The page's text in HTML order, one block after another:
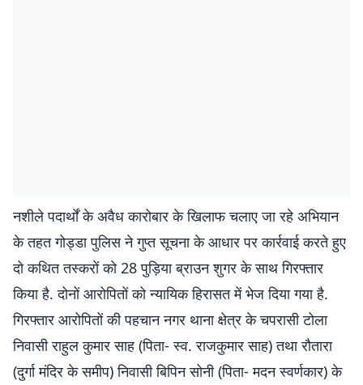
नशीले पदार्थों के अवैध कारोबार के खिलाफ चलाए जा रहे अभियान
के तहत गोड्डा पुलिस ने गुप्त सूचना के आधार पर कार्रवाई करते हुए
दो कथित तस्करों को 28 पुड़िया ब्राउन शुगर के साथ गिरफ्तार
किया है. दोनों आरोपितों को न्यायिक हिरासत में भेज दिया गया है.
गिरफ्तार आरोपितों की पहचान नगर थाना क्षेत्र के चपरासी टोला
निवासी राहुल कुमार साह (पिता- स्व. राजकुमार साह) तथा रौतारा
(दुर्गा मंदिर के समीप) निवासी बिपिन सोनी (पिता- मदन स्वर्णकार) के